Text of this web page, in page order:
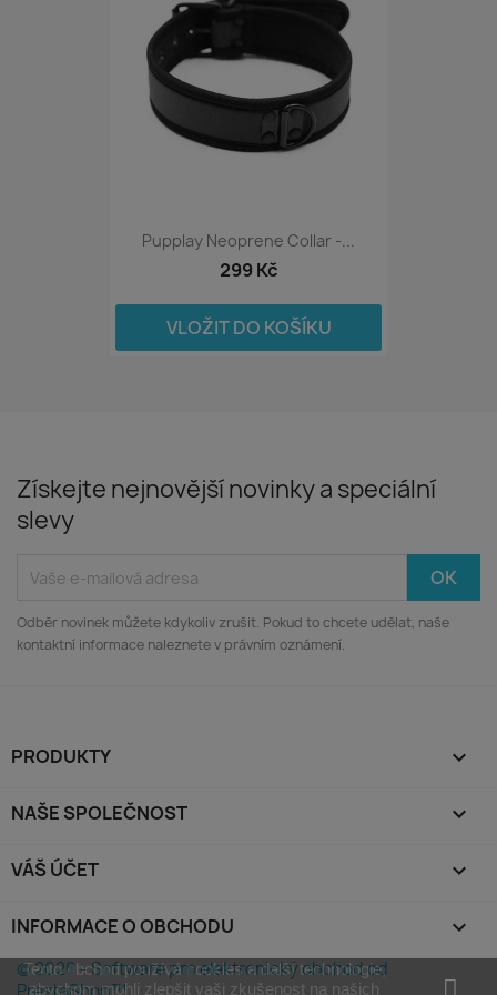
Pupplay Neoprene Collar -...
299 Kč
VLOŽIT DO KOŠÍKU
Získejte nejnovější novinky a speciální
slevy
Odběr novinek můžete kdykoliv zrušit. Pokud to chcete udělat, naše
kontaktní informace naleznete v právním oznámení.
PRODUKTY 
NAŠE SPOLEČNOST 
VÁŠ ÚČET 
INFORMACE O OBCHODU keyboard_arrow_down
Tento obchod používá cookies a další technologie,
abychom mohli zlepšit vaši zkušenost na našich
© 2026 - Software pro elektronický obchod od